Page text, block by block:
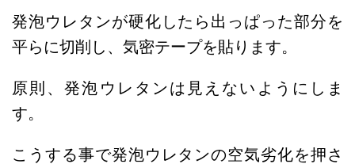
発泡ウレタンが硬化したら出っぱった部分を
平らに切削し、気密テープを貼ります。
原則、発泡ウレタンは見えないようにしま
す。
こうする事で発泡ウレタンの空気劣化を押さ